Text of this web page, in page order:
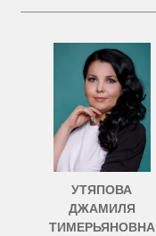
УТЯПОВА
ДЖАМИЛЯ
ТИМЕРЬЯНОВНА